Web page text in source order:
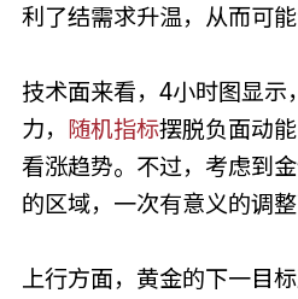
利了结需求升温，从而可
技术面来看，4小时图显示
力， 随机指标摆脱负面动
看涨趋势。不过，考虑到
的区域，一次有意义的调整
上行方面，黄金的下一目